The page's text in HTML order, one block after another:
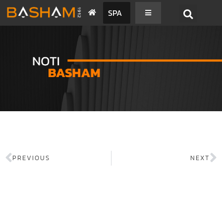
SPA
PREVIOUS NEXT